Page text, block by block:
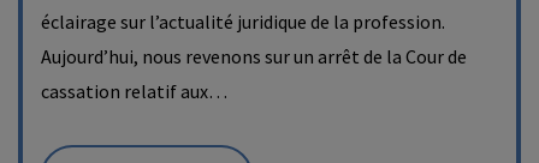
éclairage sur l’actualité juridique de la profession.
Aujourd’hui, nous revenons sur un arrêt de la Cour de
cassation relatif aux…